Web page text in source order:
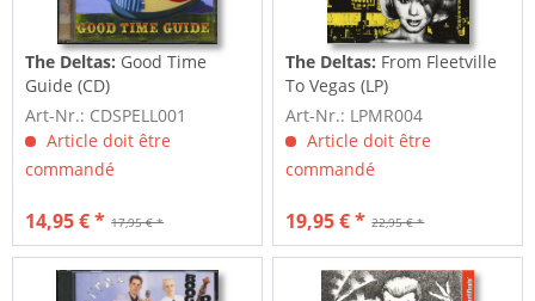
The Deltas: Good Time
Guide (CD)
Art-Nr.: CDSPELL001
Article doit être
commandé
17,95 € *
14,95 € *
The Deltas: From Fleetville
To Vegas (LP)
Art-Nr.: LPMR004
Article doit être
commandé
22,95 € *
19,95 € *